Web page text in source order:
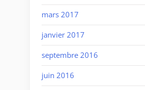
mars 2017
janvier 2017
septembre 2016
juin 2016